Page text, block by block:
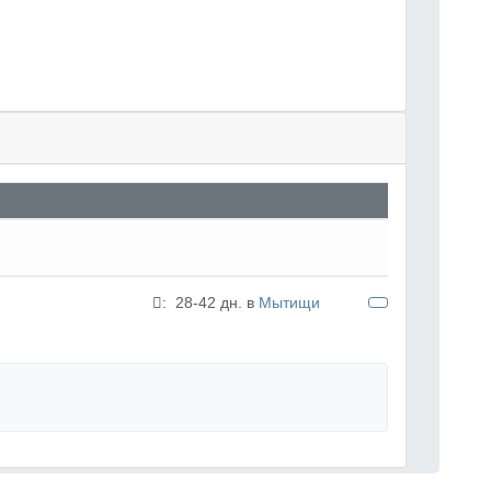
: 28-42 дн. в Мытищи